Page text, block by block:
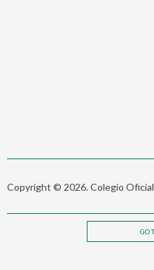
Copyright © 2026. Colegio
GO